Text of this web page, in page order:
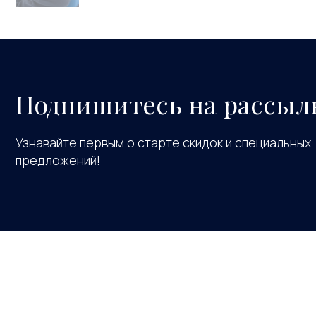
Подпишитесь на
Узнавайте первым о старте скидок и специальных
предложений!